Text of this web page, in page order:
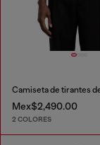
Mex$2,490.00
2 COLORES